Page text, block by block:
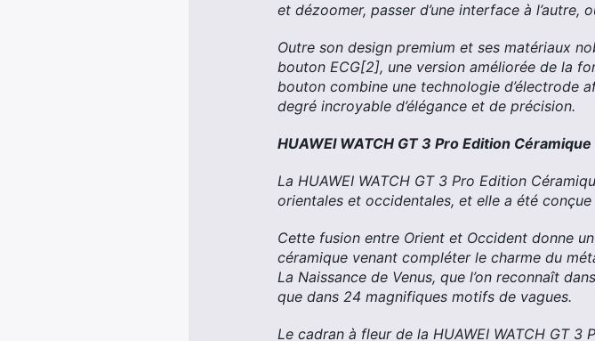
et dézoomer, passer d’une interface à l’autre,
Outre son design premium et ses matériaux
bouton ECG[2], une version améliorée de la
bouton combine une technologie d’électrode
degré incroyable d’élégance et de précision.
HUAWEI WATCH GT 3 Pro Edition
La HUAWEI WATCH GT 3 Pro Edition
orientales et occidentales, et elle a été
Cette fusion entre Orient et Occident donne
céramique venant compléter le charme du
La Naissance de Venus, que l’on reconnaît
que dans 24 magnifiques motifs de vagues.
Le cadran à fleur de la HUAWEI WATCH GT